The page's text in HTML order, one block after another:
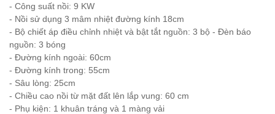
- Công suất nồi: 9 KW
- Nồi sử dụng 3 mâm nhiệt đường kính 18cm
- Bộ chiết áp điều chỉnh nhiệt và bật tắt nguồn: 3 bộ - Đèn báo
nguồn: 3 bóng
- Đường kính ngoài: 60cm
- Đường kính trong: 55cm
- Sâu lòng: 25cm
- Chiều cao nồi từ mặt đất lên lắp vung: 60 cm
- Phụ kiện: 1 khuân tráng và 1 màng vải